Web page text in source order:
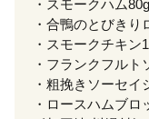
・スモークハム80g
・合鴨のとびきり
・スモークチキン
・フランクフル
・粗挽きソーセイ
・ロースハムブロ